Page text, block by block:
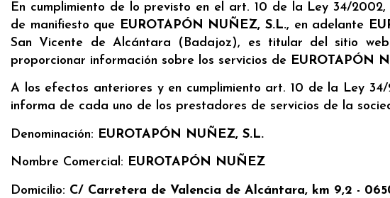
En cumplimiento de lo previsto en el art. 10 de la Ley 34/
de manifiesto que EUROTAPÓN NUÑEZ, S.L., en adelante
San Vicente de Alcántara (Badajoz), es titular del sitio
proporcionar información sobre los servicios de EUROTAPÓN
A los efectos anteriores y en cumplimiento art. 10 de la Ley
informa de cada uno de los prestadores de servicios de la
Denominación: EUROTAPÓN NUÑEZ, S.L.
Nombre Comercial: EUROTAPÓN NUÑEZ
Domicilio: C/ Carretera de Valencia de Alcántara, km 9,2 -